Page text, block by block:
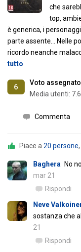
che
top,
è generica, i
parte assente... Nelle
ricordo neanche
tutto
6
Voto
Media utenti: 7.6
Commenta
Piace a 20 persone,
Baghera No
mar 21
Rispondi
Neve
sostanza che
21
Rispondi